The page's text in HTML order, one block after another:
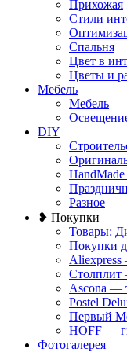
Прихожая
Стили
Спальня
Цвет в
Цветы и
Мебель
Мебель
DIY
Разное
❥ Покупки
Товары:
Покупки
Aliexpress
Столплит
Ascona —
Postel
Первый
HOFF —
Фотогалерея